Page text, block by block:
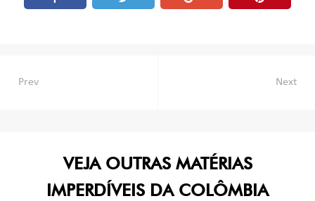
Navegação
Prev Next
VEJA OUTRAS MATÉRIAS
IMPERDÍVEIS DA COLÔMBIA